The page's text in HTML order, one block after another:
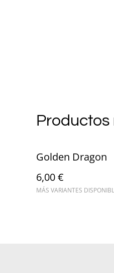
Golden Dragon
6,00 €
MÁS VARIANTES